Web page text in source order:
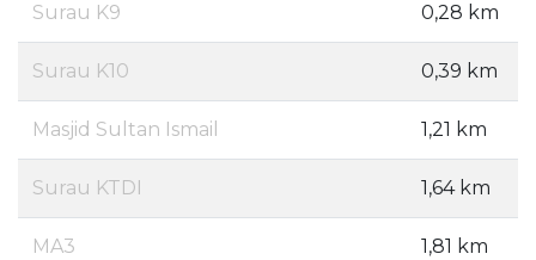
Surau K9 0,28 km
Surau K10 0,39 km
Masjid Sultan Ismail 1,21 km
Surau KTDI 1,64 km
MA3 1,81 km